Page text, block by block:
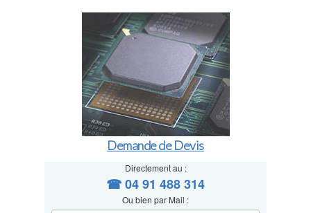
Demande de Devis
Directement au :
☎ 04 91 488 314
Ou bien par Mail :